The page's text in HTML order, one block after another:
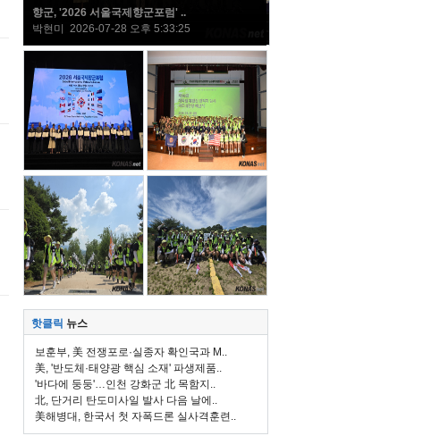
향군, '2026 서울국제향군포럼' ..
박현미 2026-07-28 오후 5:33:25
핫클릭 뉴스
보훈부, 美 전쟁포로·실종자 확인국과 M..
美, '반도체·태양광 핵심 소재' 파생제품..
'바다에 둥둥'…인천 강화군 北 목함지..
北, 단거리 탄도미사일 발사 다음 날에..
美해병대, 한국서 첫 자폭드론 실사격훈련..